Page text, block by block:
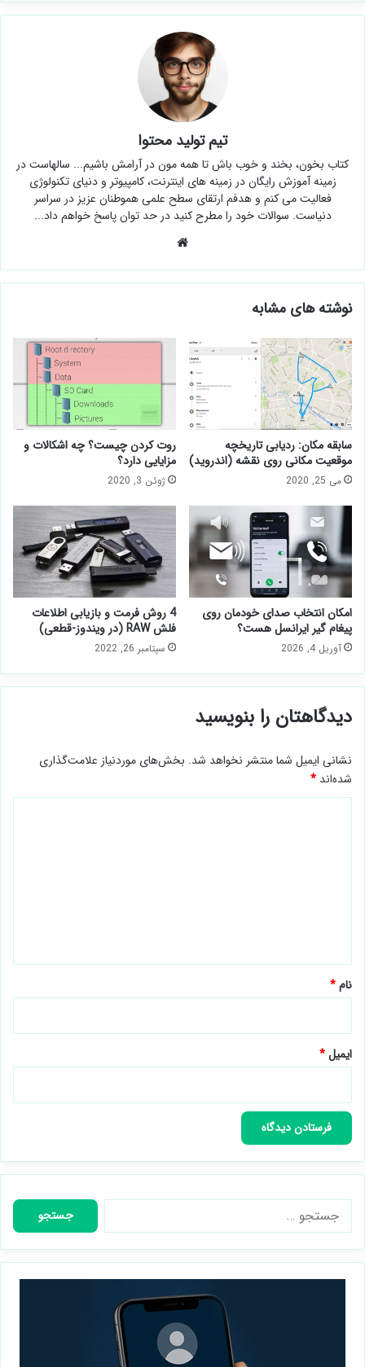
تیم تولید محتوا
کتاب بخون، بخند و خوب باش تا همه مون در آرامش باشیم... سالهاست در
زمینه آموزش رایگان در زمینه های اینترنت، کامپیوتر و دنیای تکنولوژی
فعالیت می کنم و هدفم ارتقای سطح علمی هموطنان عزیز در سراسر
دنیاست. سوالات خود را مطرح کنید در حد توان پاسخ خواهم داد...
نوشته های مشابه
سابقه مکان: ردیابی تاریخچه
موقعیت مکانی روی نقشه (اندروید)
می 25, 2020
روت کردن چیست؟ چه اشکالات و
مزایایی دارد؟
ژوئن 3, 2020
امکان انتخاب صدای خودمان روی
پیغام گیر ایرانسل هست؟
آوریل 4, 2026
4 روش فرمت و بازیابی اطلاعات
فلش RAW (در ویندوز-قطعی)
سپتامبر 26, 2022
دیدگاهتان را بنویسید
نشانی ایمیل شما منتشر نخواهد شد. بخش‌های موردنیاز علامت‌گذاری
شده‌اند *
نام*
ایمیل*
جستجو
برای: